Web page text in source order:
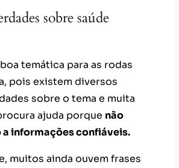
sobre saúde
boa temática para as rodas
pois existem diversos
sobre o tema e muita
ajuda porque não
a informações confiáveis.
muitos ainda ouvem frases